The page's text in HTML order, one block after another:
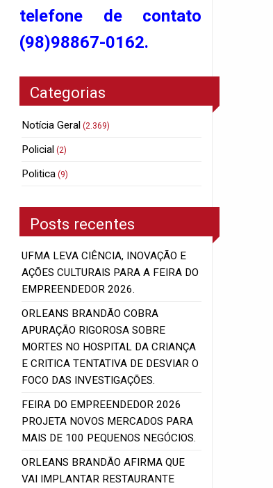
telefone de contato
(98)98867-0162.
Categorias
Notícia Geral (2.369)
Policial (2)
Politica (9)
Posts recentes
UFMA LEVA CIÊNCIA, INOVAÇÃO E
AÇÕES CULTURAIS PARA A FEIRA DO
EMPREENDEDOR 2026.
ORLEANS BRANDÃO COBRA
APURAÇÃO RIGOROSA SOBRE
MORTES NO HOSPITAL DA CRIANÇA
E CRITICA TENTATIVA DE DESVIAR O
FOCO DAS INVESTIGAÇÕES.
FEIRA DO EMPREENDEDOR 2026
PROJETA NOVOS MERCADOS PARA
MAIS DE 100 PEQUENOS NEGÓCIOS.
ORLEANS BRANDÃO AFIRMA QUE
VAI IMPLANTAR RESTAURANTE